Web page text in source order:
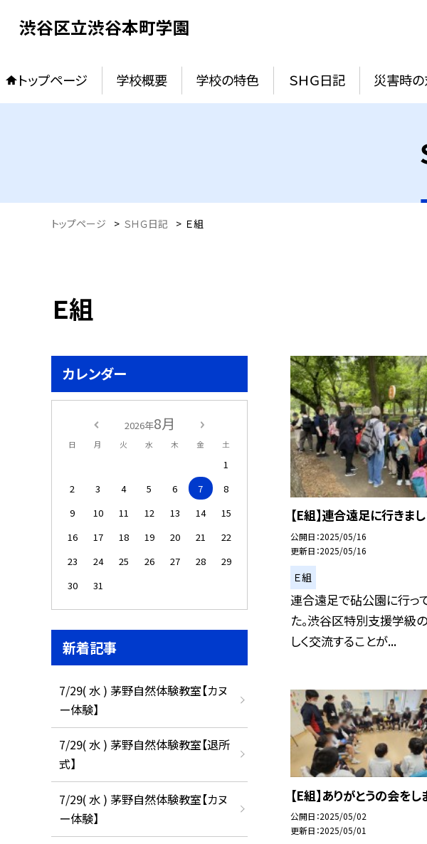
渋谷区立渋谷本町学園
トップページ 学校概要 学校の特色 ＳＨＧ日記 災害時
トップページ > ＳＨＧ日記 > Ｅ組
Ｅ組
【E組】連合遠足に行きま
公開日 2025/05/16
更新日 2025/05/16
Ｅ組
連合遠足で砧公園に行っ
た。渋谷区特別支援学級
しく交流することが...
【E組】ありがとうの会をし
公開日 2025/05/02
更新日 2025/05/01
カレンダー
2026年8月
日 月 火 水 木 金 土
1
2
3 4 5 6 7
8
9
10 11 12 13 14
15
16
17 18 19 20 21
22
23
24 25 26 27 28
29
30
31
新着記事
7/29( 水 ) 茅野自然体験教室【カヌ
ー体験】
7/29( 水 ) 茅野自然体験教室【退所
式】
7/29( 水 ) 茅野自然体験教室【カヌ
ー体験】